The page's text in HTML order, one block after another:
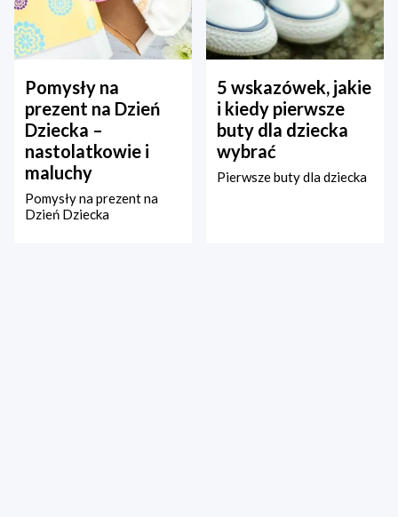
Pomysły na
prezent na Dzień
Dziecka –
nastolatkowie i
maluchy
Pomysły na prezent na
Dzień Dziecka
5 wskazówek, jakie
i kiedy pierwsze
buty dla dziecka
wybrać
Pierwsze buty dla dziecka